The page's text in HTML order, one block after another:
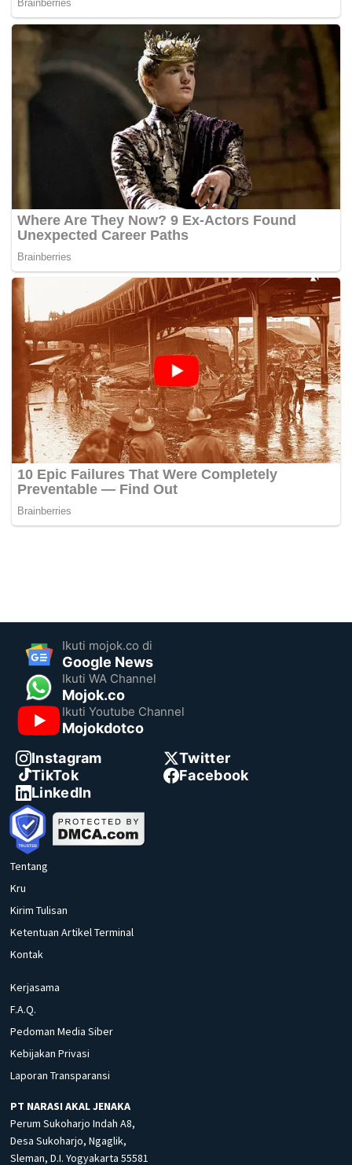
Ikuti mojok.co di
Google News
Ikuti WA Channel
Mojok.co
Ikuti Youtube Channel
Mojokdotco
Instagram
Twitter
TikTok
Facebook
LinkedIn
Tentang
Kru
Kirim Tulisan
Ketentuan Artikel Terminal
Kontak
Kerjasama
F.A.Q.
Pedoman Media Siber
Kebijakan Privasi
Laporan Transparansi
PT NARASI AKAL JENAKA
Perum Sukoharjo Indah A8,
Desa Sukoharjo, Ngaglik,
Sleman, D.I. Yogyakarta 55581